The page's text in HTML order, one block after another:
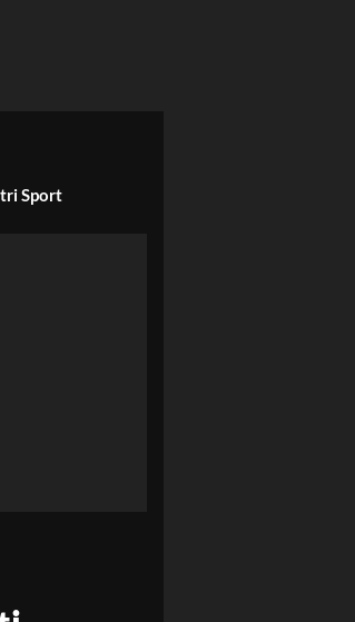
Sport